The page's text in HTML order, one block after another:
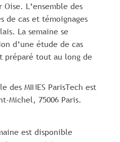
Oise. L’ensemble des
de cas et témoignages
La semaine se
d’une étude de cas
préparé tout au long de
des MINES ParisTech est
Michel, 75006 Paris.
est disponible